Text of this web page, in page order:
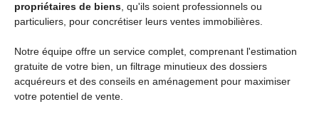
propriétaires de biens , qu'ils soient professionnels ou
particuliers, pour concrétiser leurs ventes immobilières.
Notre équipe offre un service complet, comprenant l'estimation
gratuite de votre bien, un filtrage minutieux des dossiers
acquéreurs et des conseils en aménagement pour maximiser
votre potentiel de vente.